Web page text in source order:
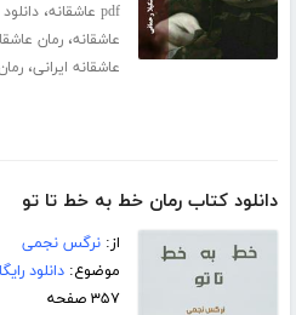
pdf عاشقانه ،
عاشقانه،رمان
عاشقانه ایرانی،
دانلود کتاب رمان خط به خط تا تو
از:نرگس نجمی
موضوع:دانلود
۳۵۷ صفحه